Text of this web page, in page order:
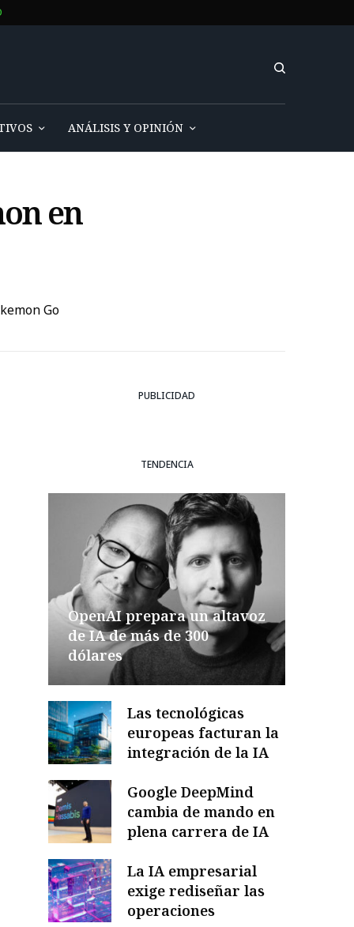
ANÁLISIS Y OPINIÓN
en
Go
PUBLICIDAD
TENDENCIA
OpenAI prepara un altavoz
de IA de más de 300
dólares
Las tecnológicas
europeas facturan la
integración de la IA
Google DeepMind
cambia de mando en
plena carrera de IA
La IA empresarial
exige rediseñar las
operaciones